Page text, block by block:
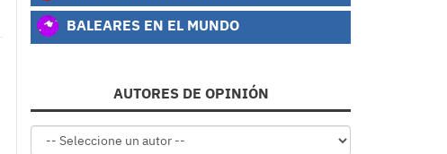
BALEARES EN EL MUNDO
AUTORES DE OPINIÓN